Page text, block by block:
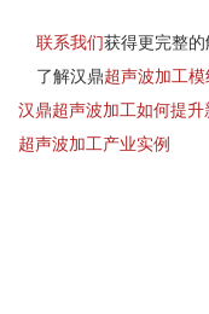
联系我们获得更完整
了解汉鼎超声波加工模
汉鼎超声波加工如何提
超声波加工产业实例